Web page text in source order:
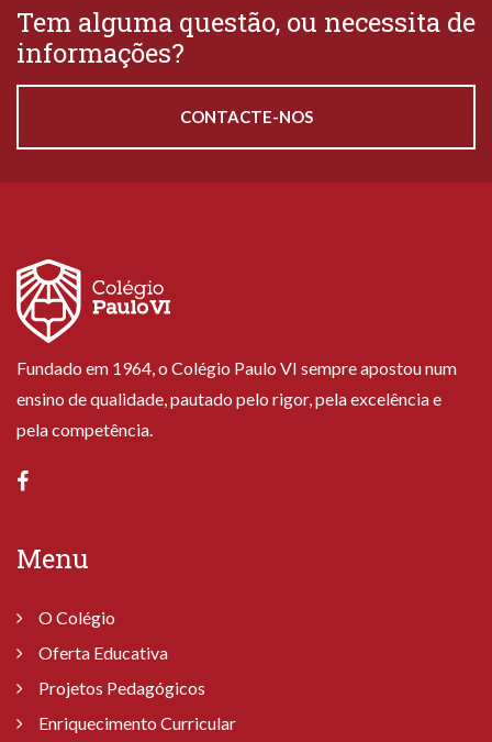
Tem alguma questão, ou necessita de
informações?
CONTACTE-NOS
Fundado em 1964, o Colégio Paulo VI sempre apostou num
ensino de qualidade, pautado pelo rigor, pela excelência e
pela competência.
Menu
O Colégio
Oferta Educativa
Projetos Pedagógicos
Enriquecimento Curricular